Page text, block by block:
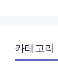
카테고리